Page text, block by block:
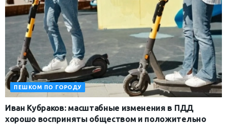
ПЕШКОМ ПО ГОРОДУ
Иван Кубраков: масштабные изменения в ПДД
хорошо восприняты обществом и положительно